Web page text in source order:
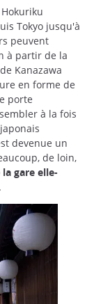
Tokyo jusqu'à
peuvent
à partir de la
Kanazawa
en forme de
porte
à la fois
devenue un
de loin,
gare elle-